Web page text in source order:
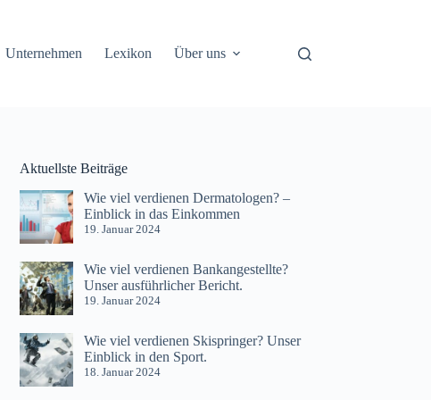
Unternehmen Lexikon Über uns
Aktuellste Beiträge
Wie viel verdienen Dermatologen? –
Einblick in das Einkommen
19. Januar 2024
Wie viel verdienen Bankangestellte?
Unser ausführlicher Bericht.
19. Januar 2024
Wie viel verdienen Skispringer? Unser
Einblick in den Sport.
18. Januar 2024